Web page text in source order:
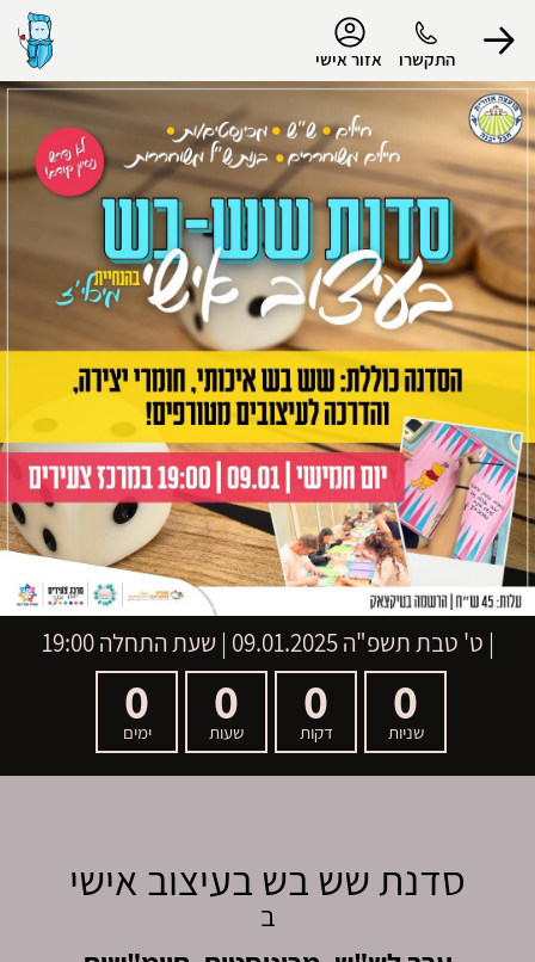
התקשרו אזור אישי
הפרופיל שלי
התנתק
| ט' טבת תשפ"ה 09.01.2025 | שעת התחלה 19:00
0
שניות
0
דקות
0
שעות
0
ימים
סדנת שש בש בעיצוב אישי
ב